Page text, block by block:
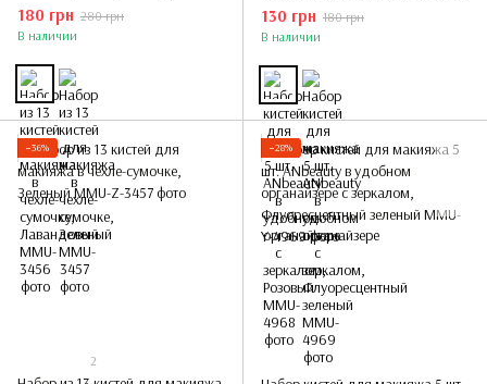
180 грн 280 грн
В наличии
с зеркалом, Розовый
130 грн 180 грн
В наличии
−36%
2
−28%